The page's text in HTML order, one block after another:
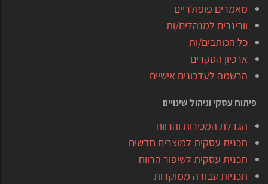
מאמרים פופולריים
וובינרים למנהלים/ות
כל הכותבים/ות
ארכיון הסקרים
הרשמה לעדכונים אישיים
פיתוח עסקי וניהול שינויים
הגדלת המכירות והרווח
תכנית עסקית למוצרים חדשים
תכנית עסקית לשיפור הרווח
תכניות עבודה ממוקדות